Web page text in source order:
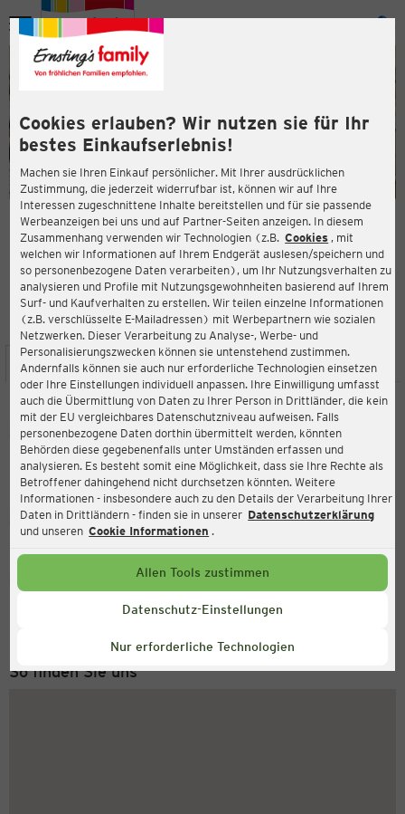
Cookies erlauben? Wir nutzen sie für Ihr
bestes Einkaufserlebnis!
Machen sie Ihren Einkauf persönlicher. Mit Ihrer ausdrücklichen
Zustimmung, die jederzeit widerrufbar ist, können wir auf Ihre
Interessen zugeschnittene Inhalte bereitstellen und für sie passende
Werbeanzeigen bei uns und auf Partner-Seiten anzeigen. In diesem
Zusammenhang verwenden wir Technologien (z.B. Cookies , mit
welchen wir Informationen auf Ihrem Endgerät auslesen/speichern und
so personenbezogene Daten verarbeiten), um Ihr Nutzungsverhalten zu
analysieren und Profile mit Nutzungsgewohnheiten basierend auf Ihrem
Surf- und Kaufverhalten zu erstellen. Wir teilen einzelne Informationen
(z.B. verschlüsselte E-Mailadressen) mit Werbepartnern wie sozialen
Netzwerken. Dieser Verarbeitung zu Analyse-, Werbe- und
Personalisierungszwecken können sie untenstehend zustimmen.
Andernfalls können sie auch nur erforderliche Technologien einsetzen
oder Ihre Einstellungen individuell anpassen. Ihre Einwilligung umfasst
auch die Übermittlung von Daten zu Ihrer Person in Drittländer, die kein
mit der EU vergleichbares Datenschutzniveau aufweisen. Falls
personenbezogene Daten dorthin übermittelt werden, könnten
Behörden diese gegebenenfalls unter Umständen erfassen und
analysieren. Es besteht somit eine Möglichkeit, dass sie Ihre Rechte als
Betroffener dahingehend nicht durchsetzen könnten. Weitere
Informationen - insbesondere auch zu den Details der Verarbeitung Ihrer
Daten in Drittländern - finden sie in unserer Datenschutzerklärung
und unseren Cookie Informationen .
Allen Tools zustimmen
Datenschutz-Einstellungen
Nur erforderliche Technologien
Menü
ERNSTING'S FAMILY FILIALE
Wirtelstraße 41
52349 Düren
3,4
Bewertung:
STANDORT SERVICES SORTIMENT AKTIONEN
Ernsting's family
Wirtelstraße 41, 52349 Düren
Aktuell:
Geschlossen
Service Hotline
+49 (0) 2546 / 98 999 98
So finden Sie uns